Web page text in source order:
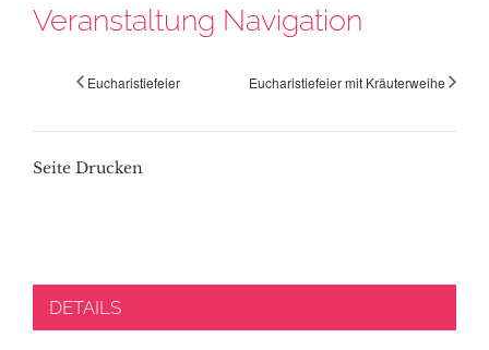
Veranstaltung Navigation
Eucharistiefeier Eucharistiefeier mit Kräuterweihe
Seite Drucken
DETAILS